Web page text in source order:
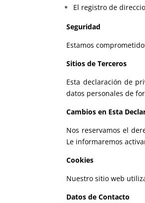
El registro de
Seguridad
Estamos
Sitios de Terceros
Esta declaración de
datos personales de
Cambios en Esta
Nos reservamos el
Le informaremos
Cookies
Nuestro sitio web
Datos de Contacto